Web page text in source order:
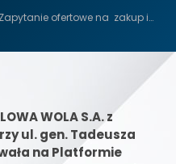
Zapytanie ofertowe na zakup i…
WOLA S.A. z
ul. gen. Tadeusza
na Platformie